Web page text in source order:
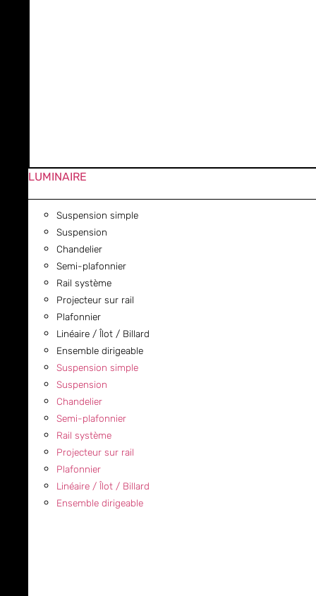
LUMINAIRE
Suspension simple
Suspension
Chandelier
Semi-plafonnier
Rail système
Projecteur sur rail
Plafonnier
Linéaire / Îlot / Billard
Ensemble dirigeable
Suspension simple
Suspension
Chandelier
Semi-plafonnier
Rail système
Projecteur sur rail
Plafonnier
Linéaire / Îlot / Billard
Ensemble dirigeable